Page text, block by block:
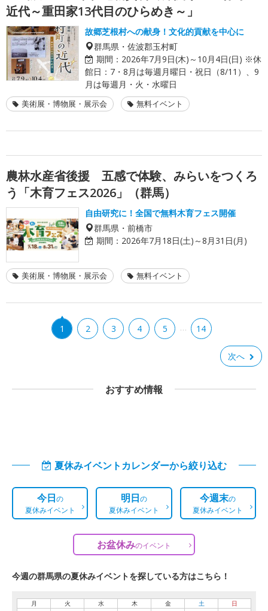
近代～重田家13代目のひらめき～」
故郷芝根村への献身！文化的貢献を中心に
群馬県・佐波郡玉村町
期間： 2026年7月9日(木)～10月4日(日) ※休
館日：7・8月は毎週月曜日・祝日（8/11）、9
月は毎週月・火・水曜日
美術展・博物展・展示会 無料イベント
農林水産省後援 五感で体験、みらいをつくろ
う「木育フェス2026」（群馬）
自由研究に！全国で無料木育フェス開催
群馬県・前橋市
期間： 2026年7月18日(土)～8月31日(月)
美術展・博物展・展示会 無料イベント
1 2 3 4 5 … 14
次へ
おすすめ情報
夏休みイベントカレンダーから絞り込む
今日の
夏休みイベント
明日の
夏休みイベント
今週末の
夏休みイベント
お盆休みのイベント
今週の群馬県の夏休みイベントを探している方はこちら！
月 火 水 木 金 土 日